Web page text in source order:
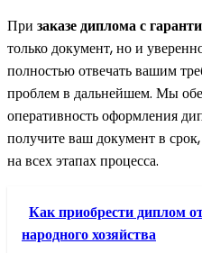
При заказе диплома с
только документ, но и
полностью отвечать вашим
проблем в дальнейшем. Мы
оперативность оформления
получите ваш документ в
на всех этапах процесса.
Как приобрести диплом
народного хозяйства